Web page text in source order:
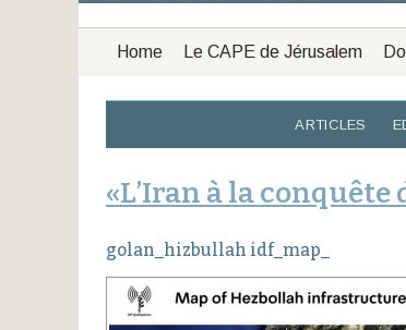
Home Le CAPE de Jérusalem
ARTICLES
«L’Iran à la conquête
golan_hizbullah idf_map_